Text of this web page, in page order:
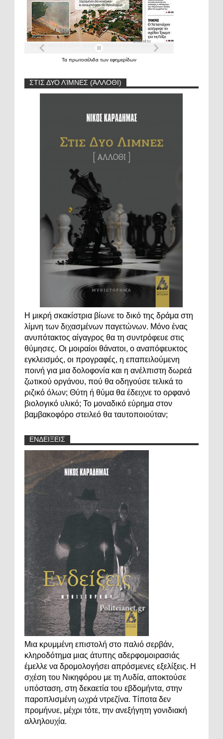
Τα πρωτοσέλιδα των εφημερίδων
ΣΤΙΣ ΔΥΟ ΛΊΜΝΕΣ (ΆΛΛΟΘΙ)
Η μικρή σκακίστρια βίωνε το δικό της δράμα στη
λίμνη των διχασμένων παγετώνων. Μόνο ένας
ανυπότακτος αίγαγρος θα τη συντρόφευε στις
θύμησες. Οι μοιραίοι θάνατοι, ο αναπόφευκτος
εγκλεισμός, οι προγραφές, η επαπειλούμενη
ποινή για μια δολοφονία και η ανέλπιστη δωρεά
ζωτικού οργάνου, πού θα οδηγούσε τελικά το
ριζικό όλων; Θύτη ή θύμα θα έδειχνε το ορφανό
βιολογικό υλικό; Το μοναδικό εύρημα στον
βαμβακοφόρο στειλεό θα ταυτοποιούταν;
ΕΝΔΕΙΞΕΙΣ
Μια κρυμμένη επιστολή στο παλιό σερβάν,
κληροδότημα μιας άτυπης αδερφομοιρασιάς
έμελλε να δρομολογήσει απρόσμενες εξελίξεις. Η
σχέση του Νικηφόρου με τη Λυδία, αποκτούσε
υπόσταση, στη δεκαετία του εβδομήντα, στην
παροπλισμένη ωχρά ντρεζίνα. Τίποτα δεν
προμήνυε, μέχρι τότε, την ανεξήγητη γονιδιακή
αλληλουχία.